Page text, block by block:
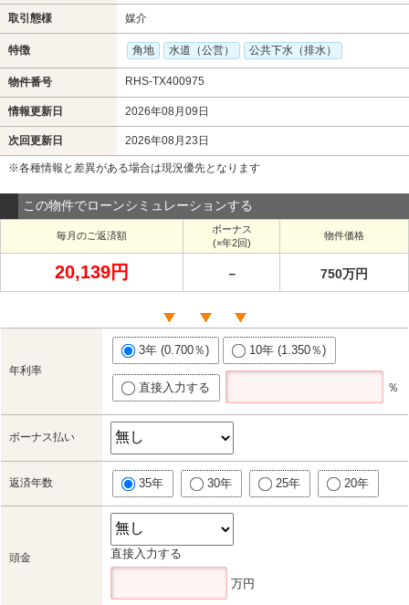
取引態様 媒介
特徴 角地 水道（公営） 公共下水（排水）
物件番号 RHS-TX400975
情報更新日 2026年08月09日
次回更新日 2026年08月23日
※各種情報と差異がある場合は現況優先となります
この物件でローンシミュレーションする
毎月のご返済額
ボーナス
(×年2回)
物件価格
20,139円 － 750万円
年利率
3年 (0.700％) 10年 (1.350％)
直接入力する ％
ボーナス払い
返済年数 35年 30年 25年 20年
頭金 直接入力する
万円